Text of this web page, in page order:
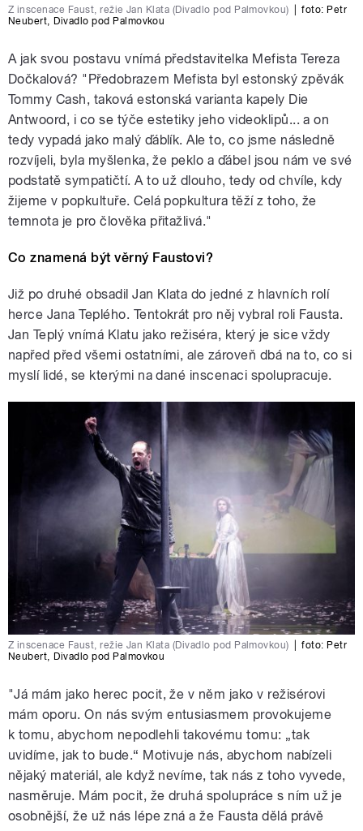
Z inscenace Faust, režie Jan Klata (Divadlo pod Palmovkou) foto: Petr
Neubert, Divadlo pod Palmovkou
A jak svou postavu vnímá představitelka Mefista Tereza
Dočkalová? "Předobrazem Mefista byl estonský zpěvák
Tommy Cash, taková estonská varianta kapely Die
Antwoord, i co se týče estetiky jeho videoklipů... a on
tedy vypadá jako malý ďáblík. Ale to, co jsme následně
rozvíjeli, byla myšlenka, že peklo a ďábel jsou nám ve své
podstatě sympatičtí. A to už dlouho, tedy od chvíle, kdy
žijeme v popkultuře. Celá popkultura těží z toho, že
temnota je pro člověka přitažlivá."
Co znamená být věrný Faustovi?
Již po druhé obsadil Jan Klata do jedné z hlavních rolí
herce Jana Teplého. Tentokrát pro něj vybral roli Fausta.
Jan Teplý vnímá Klatu jako režiséra, který je sice vždy
napřed před všemi ostatními, ale zároveň dbá na to, co si
myslí lidé, se kterými na dané inscenaci spolupracuje.
Z inscenace Faust, režie Jan Klata (Divadlo pod Palmovkou) foto:Petr
Neubert ,Divadlo pod Palmovkou
"Já mám jako herec pocit, že v něm jako v režisérovi
mám oporu. On nás svým entusiasmem provokujeme
k tomu, abychom nepodlehli takovému tomu: „tak
uvidíme, jak to bude.“ Motivuje nás, abychom nabízeli
nějaký materiál, ale když nevíme, tak nás z toho vyvede,
nasměruje. Mám pocit, že druhá spolupráce s ním už je
osobnější, že už nás lépe zná a že Fausta dělá právě